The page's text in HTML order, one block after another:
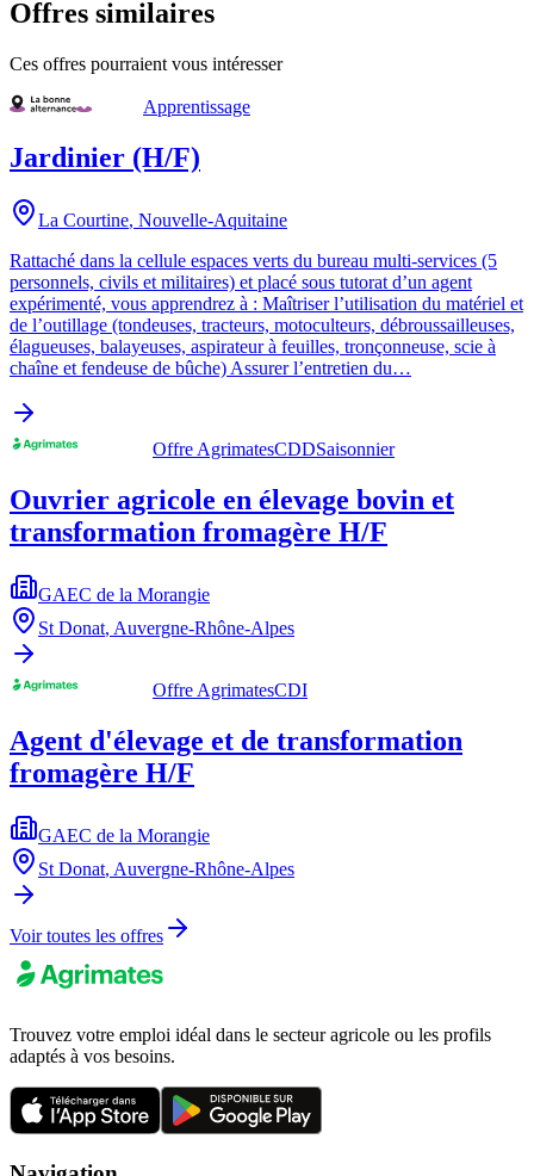
Offres similaires
Ces offres pourraient vous intéresser
Apprentissage
Jardinier (H/F)
La Courtine, Nouvelle-Aquitaine
Rattaché dans la cellule espaces verts du bureau multi-services (5
personnels, civils et militaires) et placé sous tutorat d’un agent
expérimenté, vous apprendrez à : Maîtriser l’utilisation du matériel et
de l’outillage (tondeuses, tracteurs, motoculteurs, débroussailleuses,
élagueuses, balayeuses, aspirateur à feuilles, tronçonneuse, scie à
chaîne et fendeuse de bûche) Assurer l’entretien du…
Offre AgrimatesCDDSaisonnier
Ouvrier agricole en élevage bovin et
transformation fromagère H/F
GAEC de la Morangie
St Donat, Auvergne-Rhône-Alpes
Offre AgrimatesCDI
Agent d'élevage et de transformation
fromagère H/F
GAEC de la Morangie
St Donat, Auvergne-Rhône-Alpes
Voir toutes les offres
Trouvez votre emploi idéal dans le secteur agricole ou les profils
adaptés à vos besoins.